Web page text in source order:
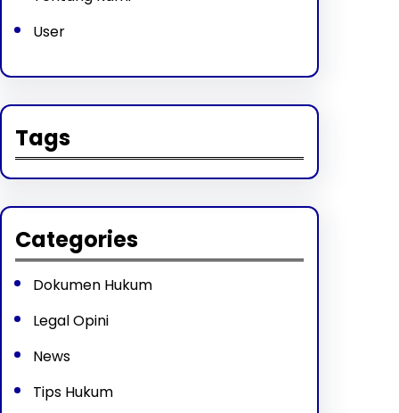
User
Tags
Categories
Dokumen Hukum
Legal Opini
News
Tips Hukum